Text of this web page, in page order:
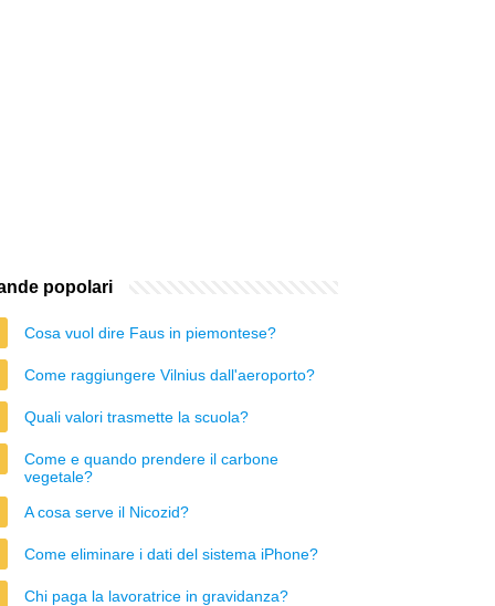
popolari
Cosa vuol dire Faus in piemontese?
Come raggiungere Vilnius dall'aeroporto?
Quali valori trasmette la scuola?
Come e quando prendere il carbone
vegetale?
A cosa serve il Nicozid?
Come eliminare i dati del sistema iPhone?
Chi paga la lavoratrice in gravidanza?